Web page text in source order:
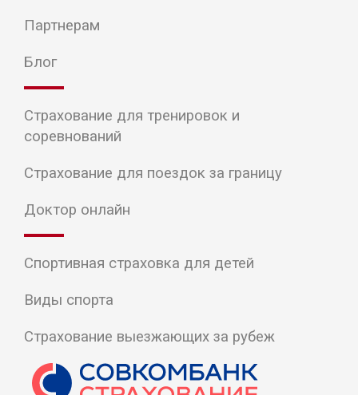
Партнерам
Блог
Страхование для тренировок и
соревнований
Страхование для поездок за границу
Доктор онлайн
Спортивная страховка для детей
Виды спорта
Страхование выезжающих за рубеж